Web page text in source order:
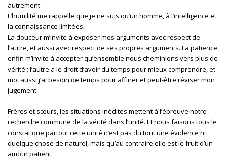
autrement.
L’humilité me rappelle que je ne suis qu’un homme, à l’intelligence et
la connaissance limitées.
La douceur m’invite à exposer mes arguments avec respect de
l’autre, et aussi avec respect de ses propres arguments. La patience
enfin m’invite à accepter qu’ensemble nous cheminions vers plus de
vérité ; l’autre a le droit d’avoir du temps pour mieux comprendre, et
moi aussi j’ai besoin de temps pour affiner et peut-être réviser mon
jugement.
Frères et sœurs, les situations inédites mettent à l’épreuve notre
recherche commune de la vérité dans l’unité. Et nous faisons tous le
constat que partout cette unité n’est pas du tout une évidence ni
quelque chose de naturel, mais qu’au contraire elle est le fruit d’un
amour patient.